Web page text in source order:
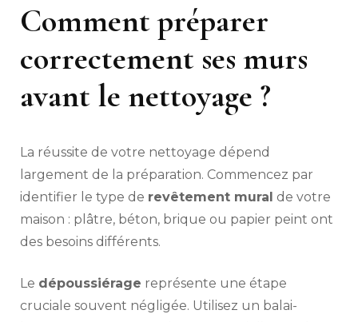
Comment préparer
correctement ses murs
avant le nettoyage ?
La réussite de votre nettoyage dépend
largement de la préparation. Commencez par
identifier le type de revêtement mural de votre
maison : plâtre, béton, brique ou papier peint ont
des besoins différents.
Le dépoussiérage représente une étape
cruciale souvent négligée. Utilisez un balai-